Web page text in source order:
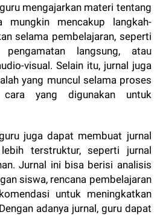
mengajarkan materi tentang
mungkin mencakup langkah-
selama pembelajaran, seperti
langsung, atau
visual. Selain itu, jurnal juga
yang muncul selama proses
cara yang digunakan untuk
juga dapat membuat jurnal
terstruktur, seperti jurnal
Jurnal ini bisa berisi analisis
siswa, rencana pembelajaran
untuk meningkatkan
adanya jurnal, guru dapat